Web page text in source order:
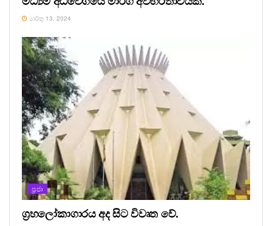
මාර්තු 13, 2024
ප්‍රජා
ග්‍රහලෝකාගාරය අද සිට විවෘත වේ.